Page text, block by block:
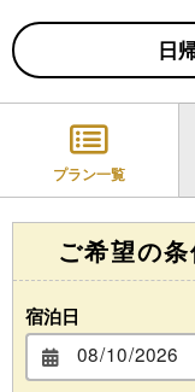
日
プラン一覧
ご希望の
宿泊日